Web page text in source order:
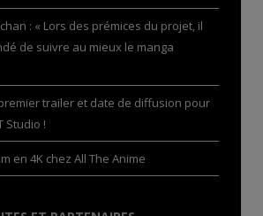
: « Lors des prémices du projet, il
de suivre au mieux le manga
trailer et date de diffusion pour
Studio !
en 4K chez All The Anime